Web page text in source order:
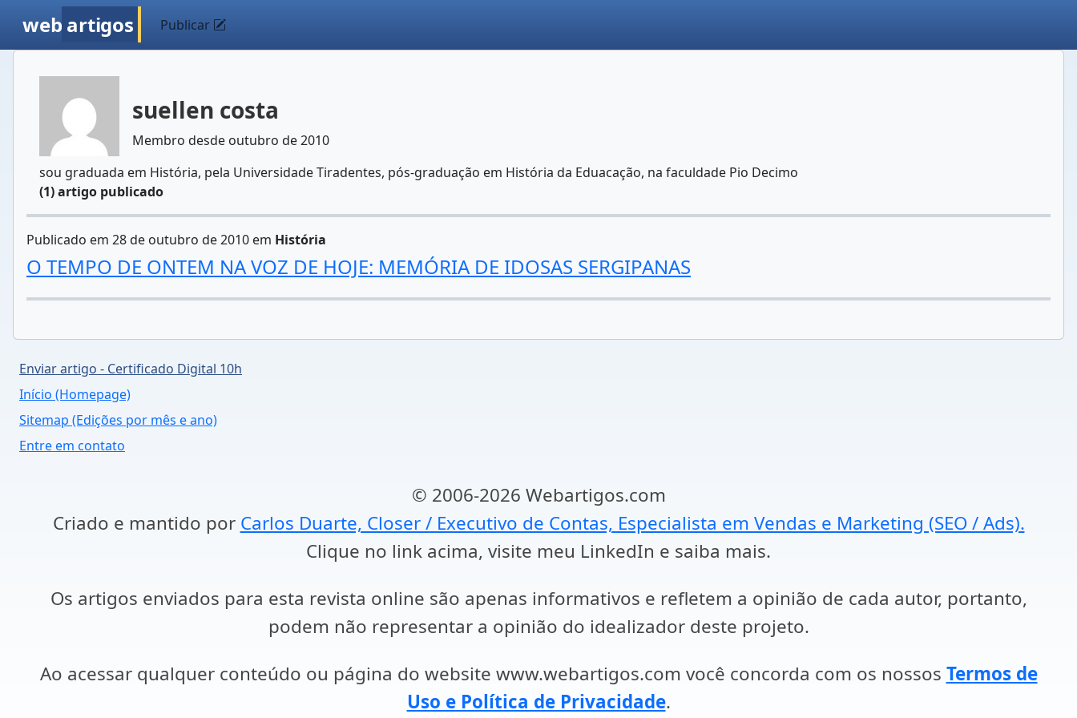
web artigos Publicar
suellen costa
Membro desde outubro de 2010
sou graduada em História, pela Universidade Tiradentes, pós-graduação em História da Eduacação, na faculdade Pio Decimo
(1) artigo publicado
Publicado em 28 de outubro de 2010 em História
O TEMPO DE ONTEM NA VOZ DE HOJE: MEMÓRIA DE IDOSAS SERGIPANAS
Enviar artigo - Certificado Digital 10h
Início (Homepage)
Sitemap (Edições por mês e ano)
Entre em contato
© 2006-2026 Webartigos.com
Criado e mantido por Carlos Duarte, Closer / Executivo de Contas, Especialista em Vendas e Marketing (SEO / Ads).
Clique no link acima, visite meu LinkedIn e saiba mais.
Os artigos enviados para esta revista online são apenas informativos e refletem a opinião de cada autor, portanto,
podem não representar a opinião do idealizador deste projeto.
Ao acessar qualquer conteúdo ou página do website www.webartigos.com você concorda com os nossos Termos de
Uso e Política de Privacidade.